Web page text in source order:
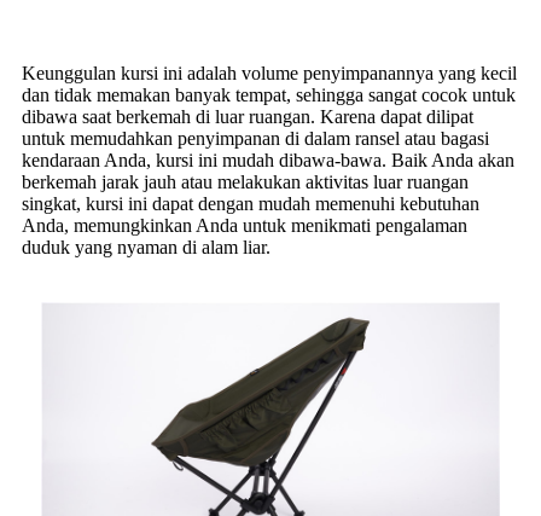
Keunggulan kursi ini adalah volume penyimpanannya yang kecil
dan tidak memakan banyak tempat, sehingga sangat cocok untuk
dibawa saat berkemah di luar ruangan. Karena dapat dilipat
untuk memudahkan penyimpanan di dalam ransel atau bagasi
kendaraan Anda, kursi ini mudah dibawa-bawa. Baik Anda akan
berkemah jarak jauh atau melakukan aktivitas luar ruangan
singkat, kursi ini dapat dengan mudah memenuhi kebutuhan
Anda, memungkinkan Anda untuk menikmati pengalaman
duduk yang nyaman di alam liar.